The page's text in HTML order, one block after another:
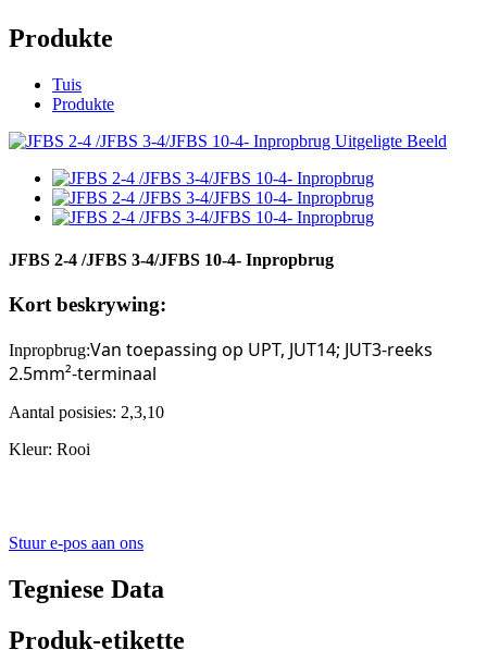
Produkte
Tuis
Produkte
JFBS 2-4 /JFBS 3-4/JFBS 10-4- Inpropbrug
Kort beskrywing:
Inpropbrug:Van toepassing op UPT, JUT14; JUT3-reeks
2.5mm²-terminaal
Aantal posisies: 2,3,10
Kleur: Rooi
Stuur e-pos aan ons
Tegniese Data
Produk-etikette